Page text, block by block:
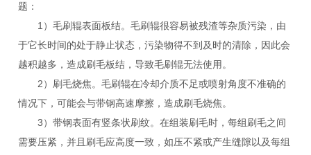
题：
1）毛刷辊表面板结。毛刷辊很容易被残渣等杂质污染，由
于它长时间的处于静止状态，污染物得不到及时的清除，因此会
越积越多，造成刷毛板结，导致毛刷辊无法使用。
2）刷毛烧焦。毛刷辊在冷却介质不足或喷射角度不准确的
情况下，可能会与带钢高速摩擦，造成刷毛烧焦。
3）带钢表面有竖条状刷纹。在组装刷毛时，每组刷毛之间
需要压紧，并且刷毛应高度一致，如压不紧或产生缝隙以及每组